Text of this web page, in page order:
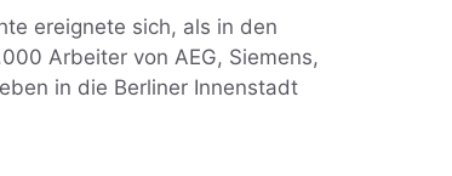
ereignete sich, als in den
Arbeiter von AEG, Siemens,
in die Berliner Innenstadt